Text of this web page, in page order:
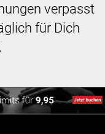
verpasst
für Dich